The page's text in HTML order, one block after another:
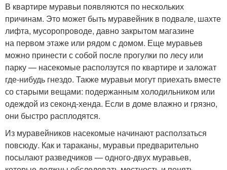
В квартире муравьи появляются по нескольких
причинам. Это может быть муравейник в подвале, шахте
лифта, мусоропроводе, давно закрытом магазине
на первом этаже или рядом с домом. Еще муравьев
можно принести с собой после прогулки по лесу или
парку — насекомые расползутся по квартире и заложат
где-нибудь гнездо. Также муравьи могут приехать вместе
со старыми вещами: подержанным холодильником или
одеждой из секонд-хенда. Если в доме влажно и грязно,
они быстро расплодятся.
Из муравейников насекомые начинают расползаться
повсюду. Как и тараканы, муравьи предварительно
посылают разведчиков — одного-двух муравьев,